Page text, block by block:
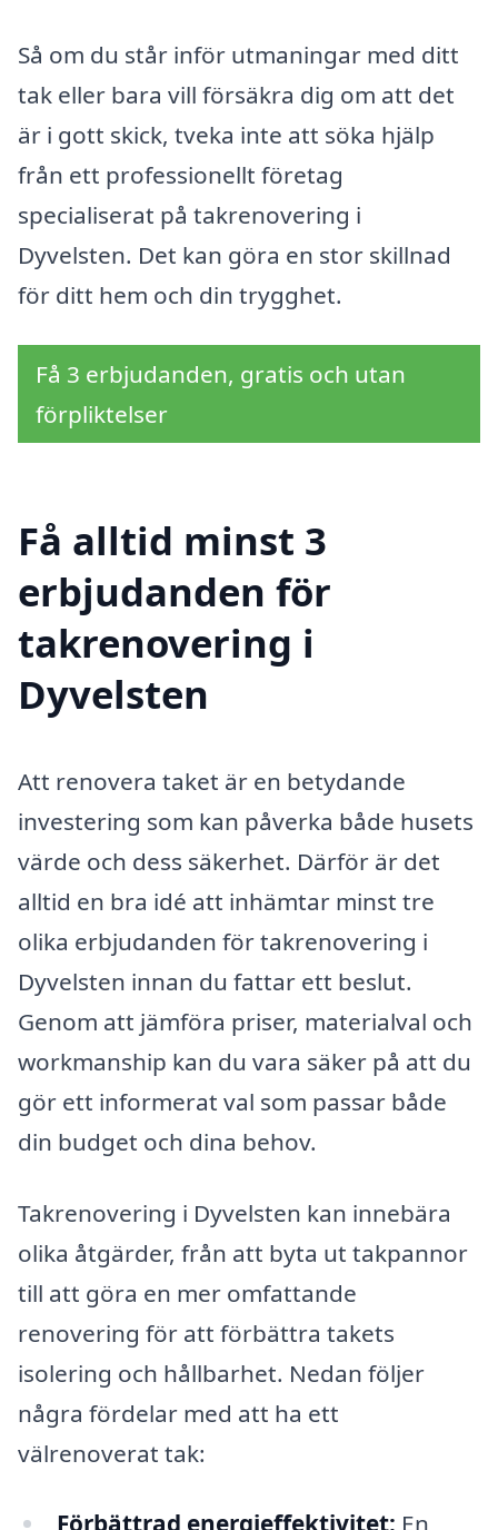
Så om du står inför utmaningar med ditt
tak eller bara vill försäkra dig om att det
är i gott skick, tveka inte att söka hjälp
från ett professionellt företag
specialiserat på takrenovering i
Dyvelsten. Det kan göra en stor skillnad
för ditt hem och din trygghet.
Få 3 erbjudanden, gratis och utan
förpliktelser
Få alltid minst 3
erbjudanden för
takrenovering i
Dyvelsten
Att renovera taket är en betydande
investering som kan påverka både husets
värde och dess säkerhet. Därför är det
alltid en bra idé att inhämtar minst tre
olika erbjudanden för takrenovering i
Dyvelsten innan du fattar ett beslut.
Genom att jämföra priser, materialval och
workmanship kan du vara säker på att du
gör ett informerat val som passar både
din budget och dina behov.
Takrenovering i Dyvelsten kan innebära
olika åtgärder, från att byta ut takpannor
till att göra en mer omfattande
renovering för att förbättra takets
isolering och hållbarhet. Nedan följer
några fördelar med att ha ett
välrenoverat tak: